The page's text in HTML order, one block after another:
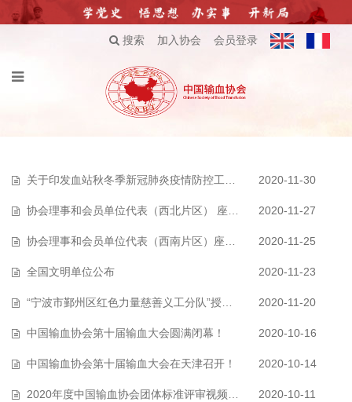
搜索 加入协会 会员登录
关于印发血站秋冬季新冠肺炎疫情防控工作指引的通知 2020-11-30
协会理事和会员单位代表（西北片区） 座谈会在西安召开 2020-11-27
协会理事和会员单位代表（西南片区）座谈会在重庆召开 2020-11-25
全国文明单位公布 2020-11-23
“宁波市鄞州区红色力量慈善义工分队”授旗、授牌仪式在宁波举行 2020-11-20
中国输血协会第十届输血大会圆满闭幕！ 2020-10-16
中国输血协会第十届输血大会在天津召开！ 2020-10-14
2020年度中国输血协会团体标准评审视频会议顺利举行 2020-10-11